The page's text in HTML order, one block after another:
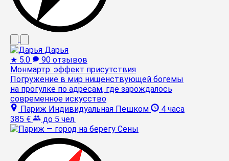
Дарья
★ 5.0
90 отзывов
Монмартр: эффект присутствия
Погружение в мир нищенствующей богемы
на прогулке по адресам, где зарождалось
современное искусство
Париж Индивидуальная Пешком
4 часа
385 €
до 5 чел.